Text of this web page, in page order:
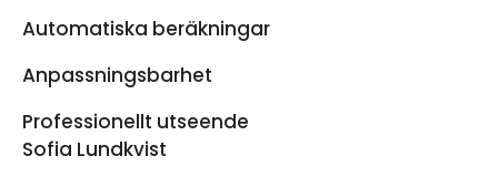
Automatiska beräkningar
Anpassningsbarhet
Professionellt utseende
Sofia Lundkvist